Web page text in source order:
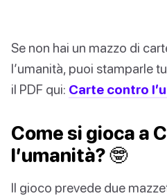
Se non hai un mazzo di
l’umanità, puoi stamparle
il PDF qui: Carte contro
Come si gioca a
l’umanità? 🤓
Il gioco prevede due